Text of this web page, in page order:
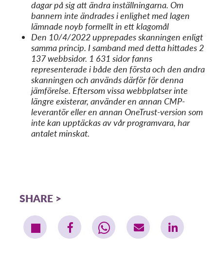
dagar på sig att ändra inställningarna. Om
bannern inte ändrades i enlighet med lagen
lämnade noyb formellt in ett klagomål
Den 10/4/2022 upprepades skanningen enligt
samma princip. I samband med detta hittades 2
137 webbsidor. 1 631 sidor fanns
representerade i både den första och den andra
skanningen och används därför för denna
jämförelse. Eftersom vissa webbplatser inte
längre existerar, använder en annan CMP-
leverantör eller en annan OneTrust-version som
inte kan upptäckas av vår programvara, har
antalet minskat.
SHARE